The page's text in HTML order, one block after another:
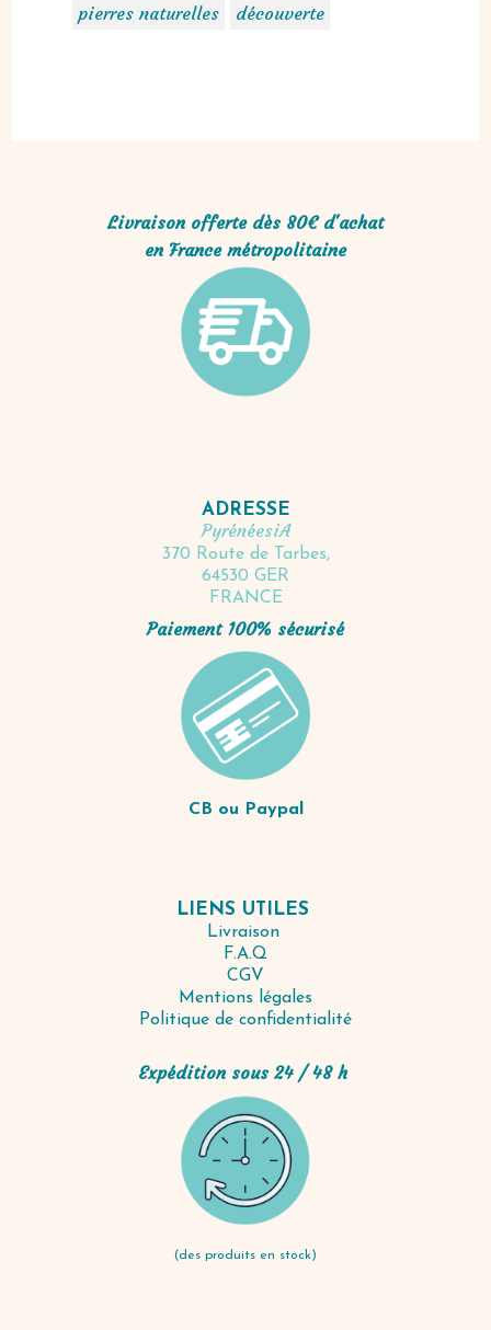
pierres naturelles
découverte
Livraison offerte dès 80€ d'achat
en France métropolitaine
ADRESSE
PyrénéesiA
370 Route de Tarbes,
64530 GER
FRANCE
Paiement 100% sécurisé
CB ou Paypal
LIENS UTILES
Livraison
F.A.Q
CGV
Mentions légales
Politique de confidentialité
Expédition sous 24 / 48 h
(des produits en stock)